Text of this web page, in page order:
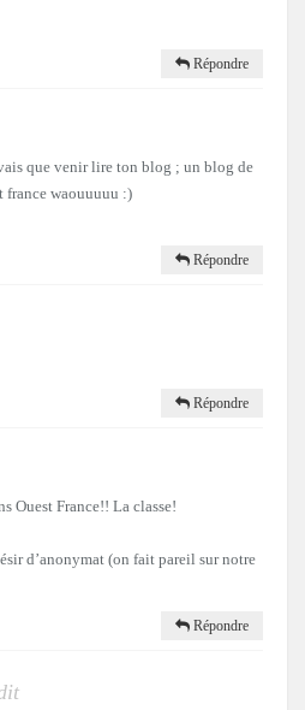
Répondre
que venir lire ton blog ; un blog de
france waouuuuu :)
Répondre
Répondre
Ouest France!! La classe!
d’anonymat (on fait pareil sur notre
Répondre